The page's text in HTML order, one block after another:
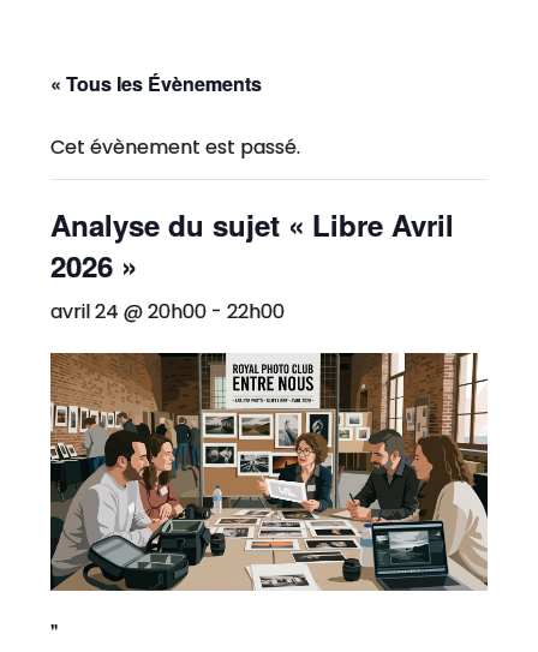
« Tous les Évènements
Cet évènement est passé.
Analyse du sujet « Libre Avril
2026 »
avril 24 @ 20h00 -22h00